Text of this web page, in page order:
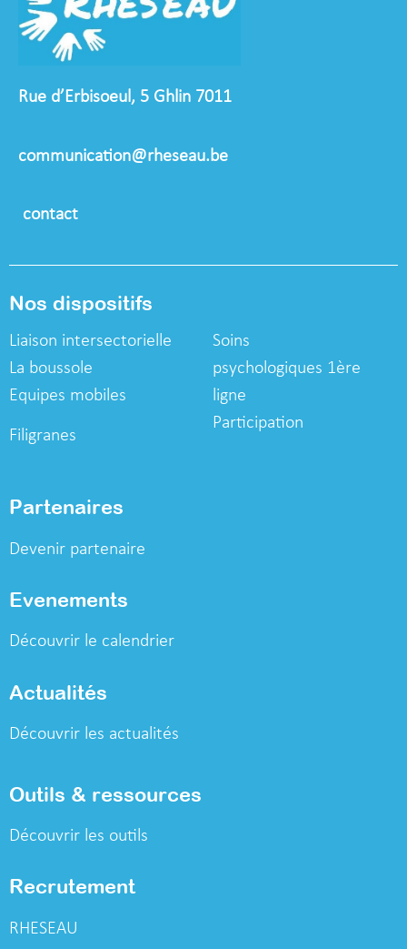
Rue d’Erbisoeul, 5 Ghlin 7011
communication@rheseau.be
contact
Nos dispositifs
Liaison intersectorielle
La boussole
Equipes mobiles
Filigranes
Soins
psychologiques 1ère
ligne
Participation
Partenaires
Devenir partenaire
Evenements
Découvrir le calendrier
Actualités
Découvrir les actualités
Outils & ressources
Découvrir les outils
Recrutement
RHESEAU